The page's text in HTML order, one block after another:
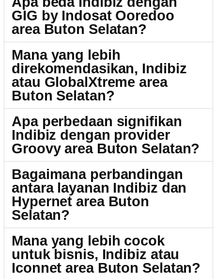
GIG by Indosat Ooredoo
area Buton Selatan?
Mana yang lebih
direkomendasikan, Indibiz
atau GlobalXtreme area
Buton Selatan?
Apa perbedaan signifikan
Indibiz dengan provider
Groovy area Buton Selatan?
Bagaimana perbandingan
antara layanan Indibiz dan
Hypernet area Buton
Selatan?
Mana yang lebih cocok
untuk bisnis, Indibiz atau
Iconnet area Buton Selatan?